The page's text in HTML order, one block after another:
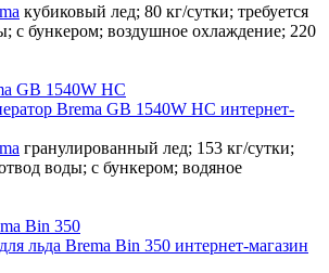
кубиковый лед; 80 кг/сутки; требуется
с бункером; воздушное охлаждение; 220
GB 1540W HC
гранулированный лед; 153 кг/сутки;
воды; с бункером; водяное
Bin 350